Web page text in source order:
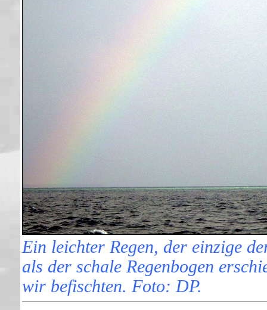
Ein leichter Regen, der einzige
als der schale Regenbogen
wir befischten. Foto: DP.